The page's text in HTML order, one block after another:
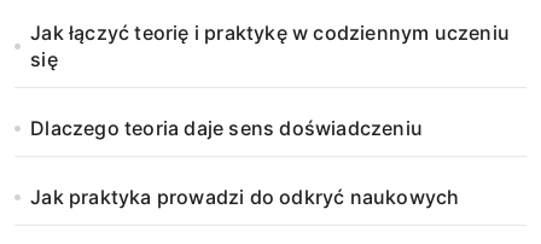
Jak łączyć teorię i praktykę w codziennym uczeniu
się
Dlaczego teoria daje sens doświadczeniu
Jak praktyka prowadzi do odkryć naukowych